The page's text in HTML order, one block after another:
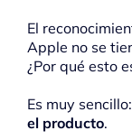
El
Apple no se
¿Por qué esto
Es muy
el producto.